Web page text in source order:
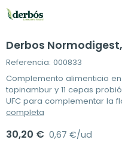
Derbos
Referencia: 000833
Complemento alimenticio
topinambur y 11 cepas
UFC para complementar la
completa
30,20 € 0,67 €/ud